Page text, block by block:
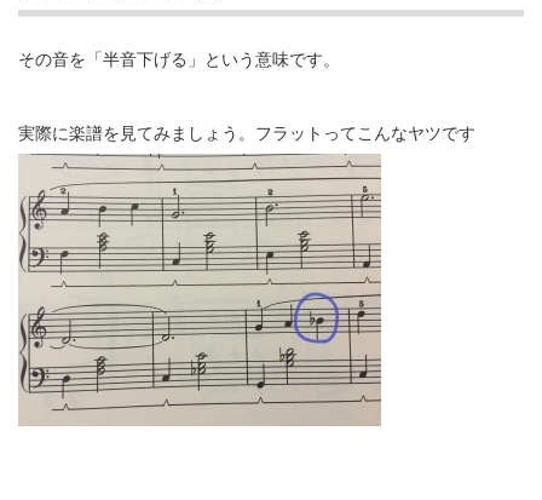
その音を「半音下げる」という意味です。
実際に楽譜を見てみましょう。フラットってこんなヤツです